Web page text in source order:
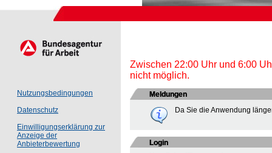
Nutzungsbedingungen
Datenschutz
Einwilligungserklärung zur
Anzeige der
Anbieterbewertung
Zwischen 22:00 Uhr und 6:00
nicht möglich.
Meldungen
Da Sie die Anwendung
Login